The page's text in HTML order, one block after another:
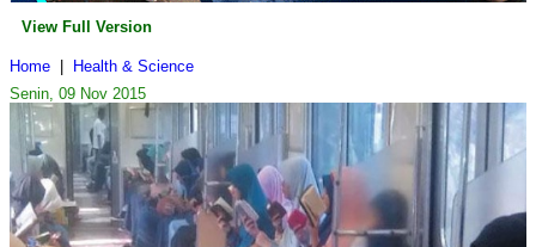
View Full Version
Home
Health & Science
Senin, 09 Nov 2015